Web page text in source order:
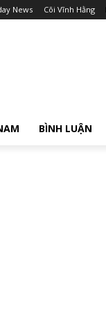
News Cõi Vĩnh Hằng
BÌNH LUẬN